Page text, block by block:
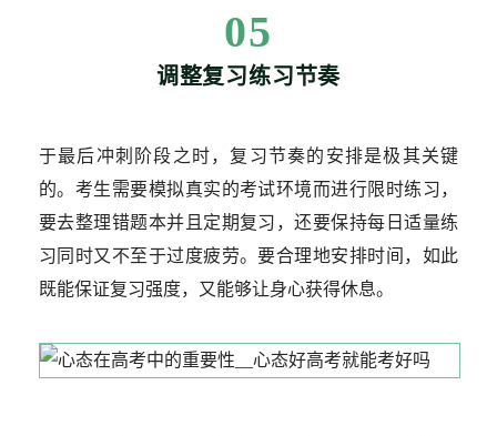
05
调整复习练习节奏
于最后冲刺阶段之时，复习节奏的安排是极其关键
的。考生需要模拟真实的考试环境而进行限时练习，
要去整理错题本并且定期复习，还要保持每日适量练
习同时又不至于过度疲劳。要合理地安排时间，如此
既能保证复习强度，又能够让身心获得休息。